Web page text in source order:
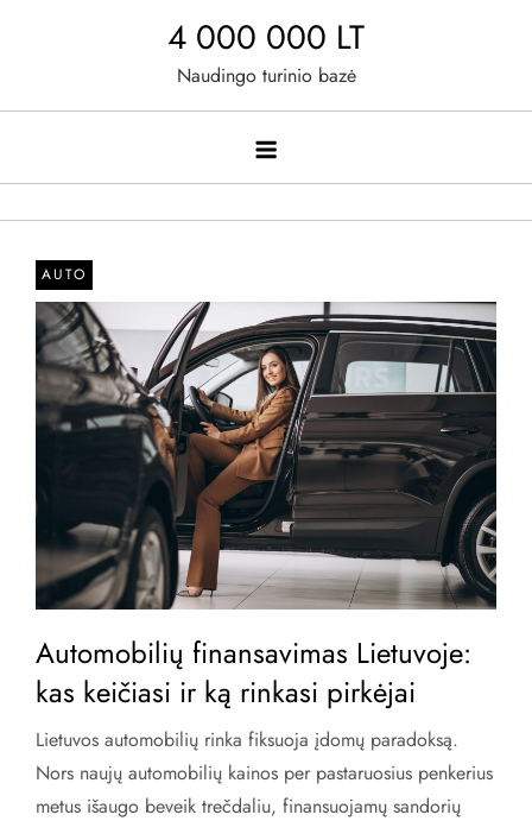
4 000 000 LT
Naudingo turinio bazė
AUTO
Automobilių finansavimas Lietuvoje:
kas keičiasi ir ką rinkasi pirkėjai
Lietuvos automobilių rinka fiksuoja įdomų paradoksą.
Nors naujų automobilių kainos per pastaruosius penkerius
metus išaugo beveik trečdaliu, finansuojamų sandorių